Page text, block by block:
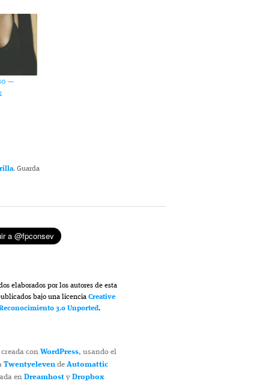
—
. Guarda
elaborados por los autores de esta
bajo una licencia Creative
3.0 Unported.
creada conWordPress, usando el
Twentyeleven deAutomattic
enDreamhost yDropbox